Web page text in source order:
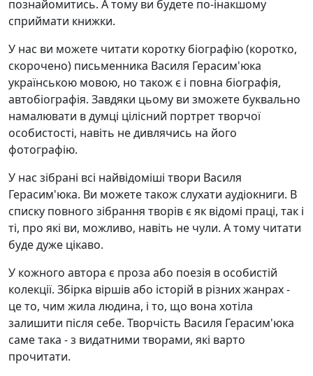
познайомитись. А тому ви будете по-інакшому
сприймати книжки.
У нас ви можете читати коротку біографію (коротко,
скорочено) письменника Василя Герасим'юка
українською мовою, но також є і повна біографія,
автобіографія. Завдяки цьому ви зможете буквально
намалювати в думці цілісний портрет творчої
особистості, навіть не дивлячись на його
фотографію.
У нас зібрані всі найвідоміші твори Василя
Герасим'юка. Ви можете також слухати аудіокниги. В
списку повного зібрання творів є як відомі праці, так і
ті, про які ви, можливо, навіть не чули. А тому читати
буде дуже цікаво.
У кожного автора є проза або поезія в особистій
колекції. Збірка віршів або історій в різних жанрах -
це то, чим жила людина, і то, що вона хотіла
залишити після себе. Творчість Василя Герасим'юка
саме така - з видатними творами, які варто
прочитати.